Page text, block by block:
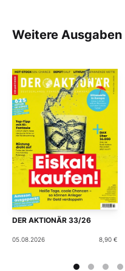
Weitere Ausgaben
DER AKTIONÄR 33/26
05.08.2026 8,90 €